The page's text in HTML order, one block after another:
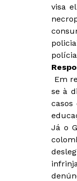
visa
Em
se à
Já o